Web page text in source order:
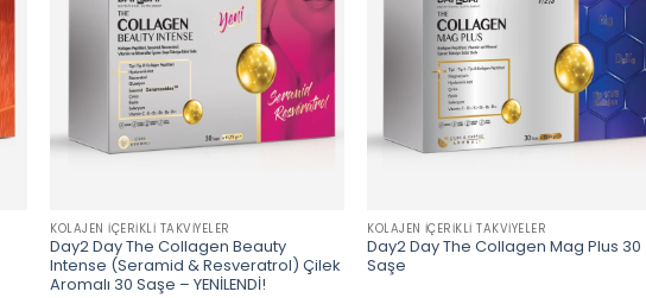
KOLAJEN İÇERIKLI TAKVIYELER
Day2 Day The Collagen Beauty
Intense (Seramid & Resveratrol) Çilek
Aromalı 30 Saşe – YENİLENDİ!
KOLAJEN İÇERIKLI TAKVIYELER
Day2 Day The Collagen Mag Plus 30
Saşe